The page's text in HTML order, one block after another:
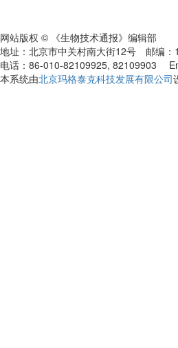
网站版权 © 《生物技术通报》编辑部
地址：北京市中关村南大街12号 邮编：
电话：86-010-82109925, 82109903
本系统由北京玛格泰克科技发展有限公司